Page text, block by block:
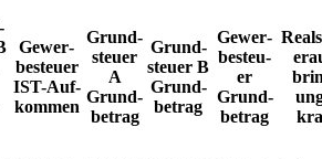
Ge­wer­
be­steu­er
IST-­Auf­
kom­men
Grund­
steu­er
A
Grund­
be­trag
Grund­
steu­er B
Grund­
be­trag
Ge­wer­
be­steu­
er
Grund­
be­trag